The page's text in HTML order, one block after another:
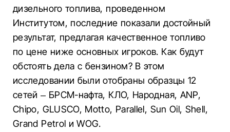
дизельного топлива, проведенном
Институтом, последние показали достойный
результат, предлагая качественное топливо
по цене ниже основных игроков. Как будут
обстоять дела с бензином? В этом
исследовании были отобраны образцы 12
сетей – БРСМ-нафта, КЛО, Народная, ANP,
Chipo, GLUSCO, Motto, Parallel, Sun Oil, Shell,
Grand Petrol и WOG.